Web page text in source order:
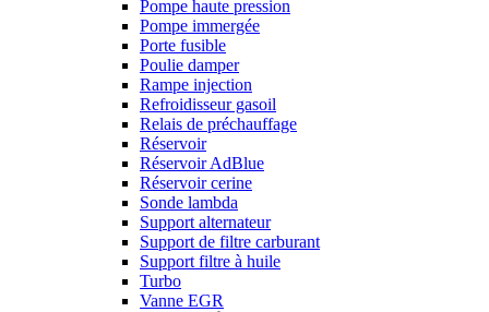
Pompe haute pression
Pompe immergée
Porte fusible
Poulie damper
Rampe injection
Refroidisseur gasoil
Relais de préchauffage
Réservoir
Réservoir AdBlue
Réservoir cerine
Sonde lambda
Support alternateur
Support de filtre carburant
Support filtre à huile
Turbo
Vanne EGR